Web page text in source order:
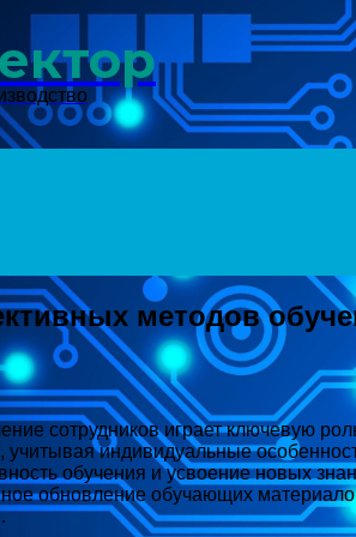
методов
сотрудников играет ключевую
учитывая индивидуальные
обучения и усвоение новых
обновление обучающих